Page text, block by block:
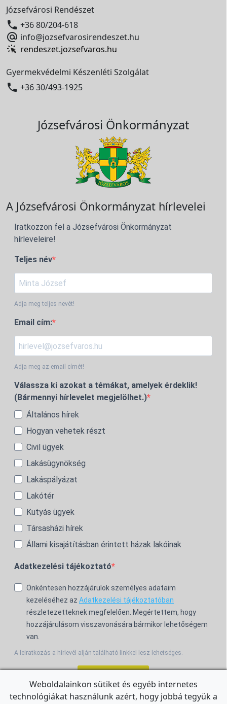
Józsefvárosi Rendészet
 +36 80/204-618
 info@jozsefvarosirendeszet.hu
rendeszet.jozsefvaros.hu
Gyermekvédelmi Készenléti Szolgálat
 +36 30/493-1925
Józsefvárosi Önkormányzat
A Józsefvárosi Önkormányzat hírlevelei
Iratkozzon fel a Józsefvárosi Önkormányzat
hírleveleire!
Teljes név
Adja meg teljes nevét!
Email cím:
Adja meg az email címét!
Válassza ki azokat a témákat, amelyek érdeklik!
(Bármennyi hírlevelet megjelölhet.)
Általános hírek
Hogyan vehetek részt
Civil ügyek
Lakásügynökség
Lakáspályázat
Lakótér
Kutyás ügyek
Társasházi hírek
Állami kisajátításban érintett házak lakóinak
Adatkezelési tájékoztató
Önkéntesen hozzájárulok személyes adataim
kezeléséhez az Adatkezelési tájékoztatóban
részletezetteknek megfelelően. Megértettem, hogy
hozzájárulásom visszavonására bármikor lehetőségem
van.
A leiratkozás a hírlevél alján található linkkel lesz lehetséges.
Weboldalainkon sütiket és egyéb internetes
technológiákat használunk azért, hogy jobbá tegyük a